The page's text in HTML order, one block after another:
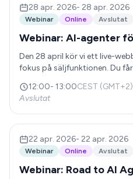
teams move fast without
ownership model needed to
28 apr. 2026- 28 apr. 2026
Webinar Online Avslutat
Webinar: AI-agenter
Den 28 april kör vi ett live-
fokus på säljfunktionen. Du
leadkvalificering till CRM-
visar en live-demo, delar
Q&A där du kan ställa dina
12:00- 13:00CEST (GMT+2)
Avslutat
22 apr. 2026- 22 apr. 2026
Webinar Online Avslutat
Webinar: Road to AI